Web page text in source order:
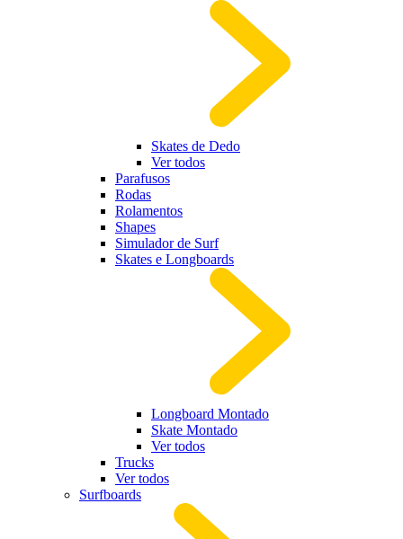
Skates de Dedo
Ver todos
Parafusos
Rodas
Rolamentos
Shapes
Simulador de Surf
Skates e Longboards
Longboard Montado
Skate Montado
Ver todos
Trucks
Ver todos
Surfboards